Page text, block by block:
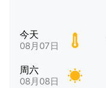
今天
08月07日
周六
08月08日